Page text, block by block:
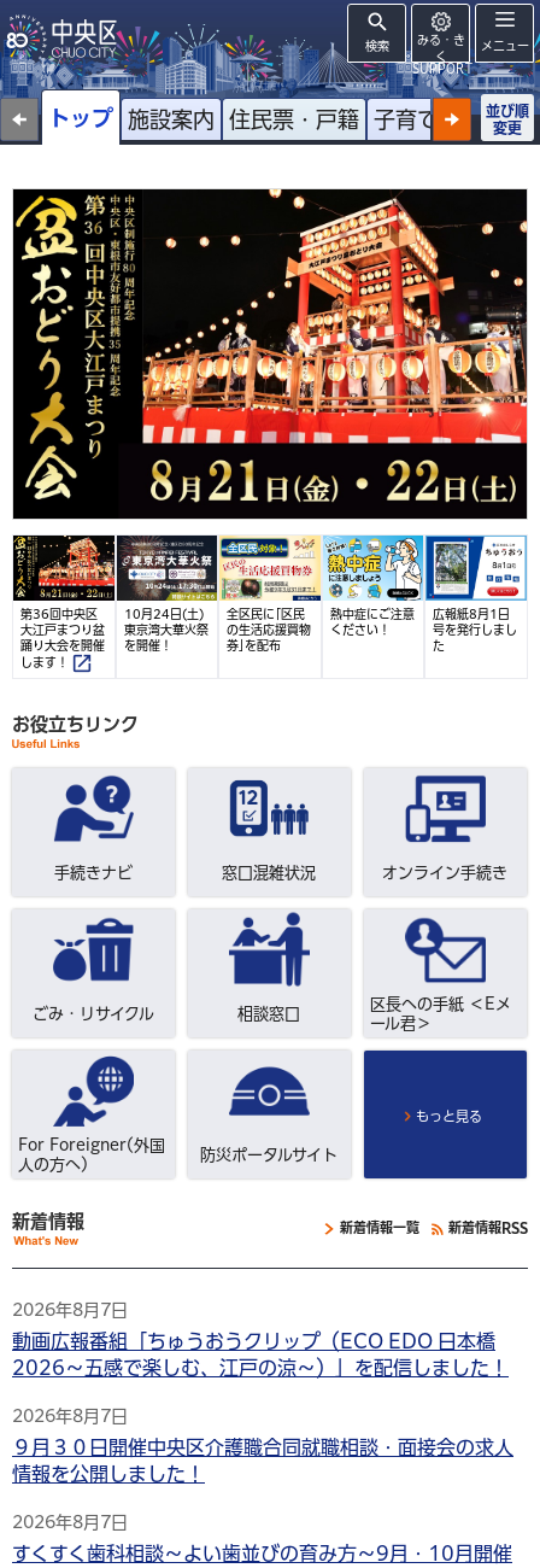
検索
みる・き
く
SUPPORT
メニュー
トップ 施設案内 住民票・戸籍 子育て 高齢者
並び順
変更
第36回中央区
大江戸まつり盆
踊り大会を開催
します！
10月24日(土)
東京湾大華火祭
を開催！
全区民に｢区民
の生活応援買物
券｣を配布
熱中症にご注意
ください！
広報紙8月1日
号を発行しまし
た
お役立ちリンク
手続きナビ 窓口混雑状況 オンライン手続き
ごみ・リサイクル 相談窓口
区長への手紙 ＜Eメ
ール君＞
For Foreigner(外国
人の方へ)
防災ポータルサイト
もっと見る
新着情報 新着情報一覧 新着情報RSS
2026年8月7日
動画広報番組「ちゅうおうクリップ（ECO EDO 日本橋
2026～五感で楽しむ、江戸の涼～）」を配信しました！
2026年8月7日
９月３０日開催中央区介護職合同就職相談・面接会の求人
情報を公開しました！
2026年8月7日
すくすく歯科相談～よい歯並びの育み方～9月・10月開催